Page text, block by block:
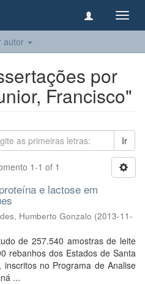
autor
por
Francisco"
Ir
1-1 of 1
e lactose em
Humberto Gonzalo (2013-11-
de 257.540 amostras de leite
rebanhos dos Estados de Santa
no Programa de Analise
...